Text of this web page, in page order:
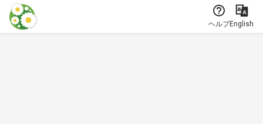
本文に飛ぶ
ヘルプEnglish